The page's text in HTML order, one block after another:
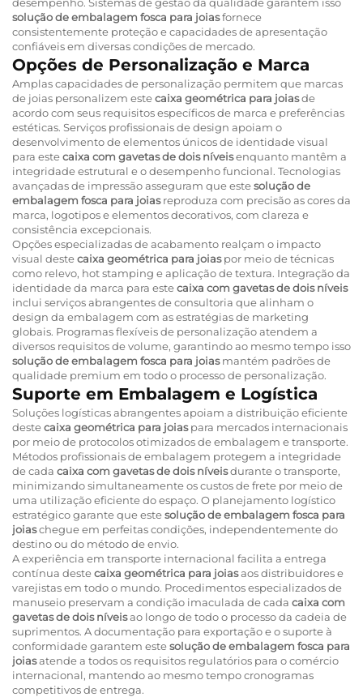
solução de embalagem fosca para joiasfornece
consistentemente proteção e capacidades de apresentação
confiáveis em diversas condições de mercado.
Opções de Personalização e Marca
Amplas capacidades de personalização permitem que marcas
de joias personalizem estecaixa geométrica para joiasde
acordo com seus requisitos específicos de marca e preferências
estéticas. Serviços profissionais de design apoiam o
desenvolvimento de elementos únicos de identidade visual
para estecaixa com gavetas de dois níveisenquanto mantêm a
integridade estrutural e o desempenho funcional. Tecnologias
avançadas de impressão asseguram que estesolução de
embalagem fosca para joiasreproduza com precisão as cores da
marca, logotipos e elementos decorativos, com clareza e
consistência excepcionais.
Opções especializadas de acabamento realçam o impacto
visual destecaixa geométrica para joiaspor meio de técnicas
como relevo, hot stamping e aplicação de textura. Integração da
identidade da marca para estecaixa com gavetas de dois níveis
inclui serviços abrangentes de consultoria que alinham o
design da embalagem com as estratégias de marketing
globais. Programas flexíveis de personalização atendem a
diversos requisitos de volume, garantindo ao mesmo tempo isso
solução de embalagem fosca para joiasmantém padrões de
qualidade premium em todo o processo de personalização.
Suporte em Embalagem e Logística
Soluções logísticas abrangentes apoiam a distribuição eficiente
destecaixa geométrica para joiaspara mercados internacionais
por meio de protocolos otimizados de embalagem e transporte.
Métodos profissionais de embalagem protegem a integridade
de cada caixa com gavetas de dois níveisdurante o transporte,
minimizando simultaneamente os custos de frete por meio de
uma utilização eficiente do espaço. O planejamento logístico
estratégico garante que estesolução de embalagem fosca para
joiaschegue em perfeitas condições, independentemente do
destino ou do método de envio.
A experiência em transporte internacional facilita a entrega
contínua destecaixa geométrica para joiasaos distribuidores e
varejistas em todo o mundo. Procedimentos especializados de
manuseio preservam a condição imaculada de cada caixa com
gavetas de dois níveisao longo de todo o processo da cadeia de
suprimentos. A documentação para exportação e o suporte à
conformidade garantem estesolução de embalagem fosca para
joiasatende a todos os requisitos regulatórios para o comércio
internacional, mantendo ao mesmo tempo cronogramas
competitivos de entrega.